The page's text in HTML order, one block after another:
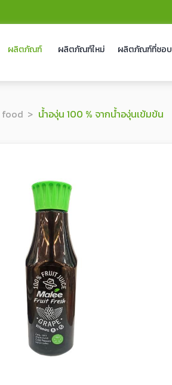
ผลิตภัณฑ์ ผลิตภัณฑ์ใหม่ ผลิตภัณฑ์ที่ชอบ
food น้ำองุ่น 100 % จากน้ำองุ่นเข้มข้น